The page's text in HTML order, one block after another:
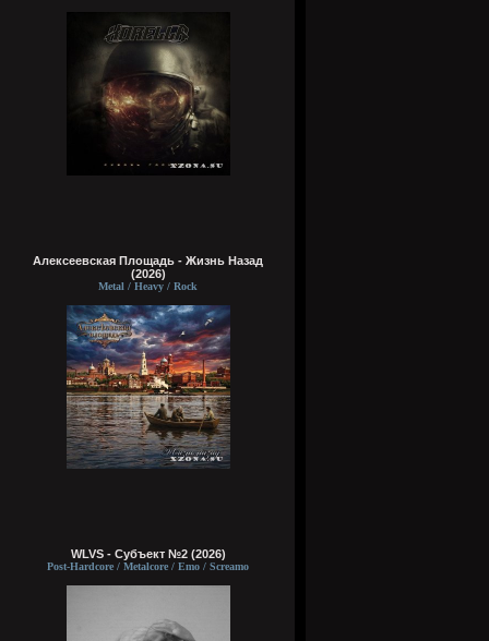
Алексеевская Площадь - Жизнь Назад
(2026)
Metal / Heavy / Rock
WLVS - Субъект №2 (2026)
Post-Hardcore / Metalcore / Emo / Screamo